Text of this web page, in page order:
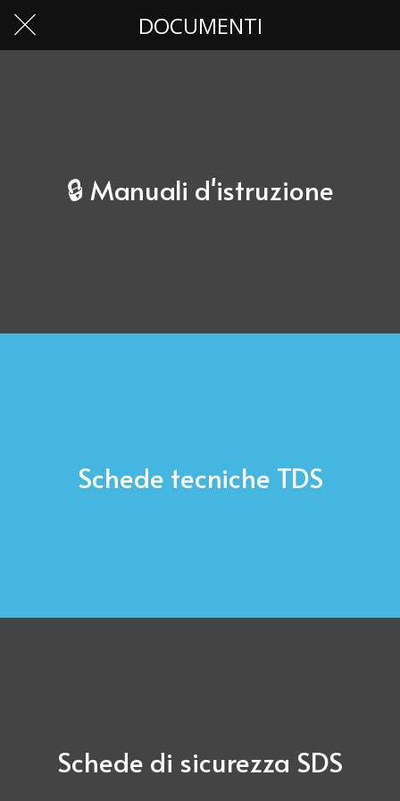
DOCUMENTI
🔒 Manuali d'istruzione
Schede tecniche TDS
Schede di sicurezza SDS